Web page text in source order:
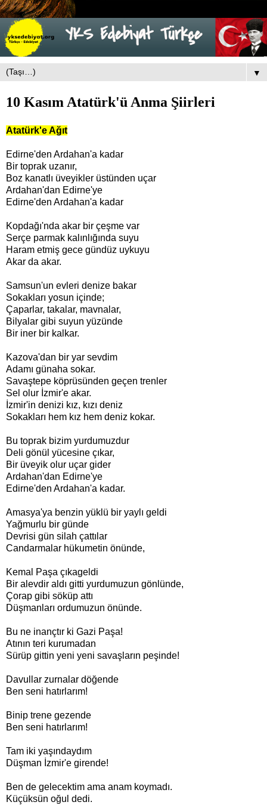
▼
10 Kasım Atatürk'ü Anma Şiirleri
Atatürk'e Ağıt
Edirne'den Ardahan'a kadar
Bir toprak uzanır,
Boz kanatlı üveyikler üstünden uçar
Ardahan'dan Edirne'ye
Edirne'den Ardahan'a kadar
Kopdağı'nda akar bir çeşme var
Serçe parmak kalınlığında suyu
Haram etmiş gece gündüz uykuyu
Akar da akar.
Samsun'un evleri denize bakar
Sokakları yosun içinde;
Çaparlar, takalar, mavnalar,
Bilyalar gibi suyun yüzünde
Bir iner bir kalkar.
Kazova'dan bir yar sevdim
Adamı günaha sokar.
Savaştepe köprüsünden geçen trenler
Sel olur İzmir'e akar.
İzmir'in denizi kız, kızı deniz
Sokakları hem kız hem deniz kokar.
Bu toprak bizim yurdumuzdur
Deli gönül yücesine çıkar,
Bir üveyik olur uçar gider
Ardahan'dan Edirne'ye
Edirne'den Ardahan'a kadar.
Amasya'ya benzin yüklü bir yaylı geldi
Yağmurlu bir günde
Devrisi gün silah çattılar
Candarmalar hükumetin önünde,
Kemal Paşa çıkageldi
Bir alevdir aldı gitti yurdumuzun gönlünde,
Çorap gibi söküp attı
Düşmanları ordumuzun önünde.
Bu ne inançtır ki Gazi Paşa!
Atının teri kurumadan
Sürüp gittin yeni yeni savaşların peşinde!
Davullar zurnalar döğende
Ben seni hatırlarım!
Binip trene gezende
Ben seni hatırlarım!
Tam iki yaşındaydım
Düşman İzmir'e girende!
Ben de gelecektim ama anam koymadı.
Küçüksün oğul dedi.